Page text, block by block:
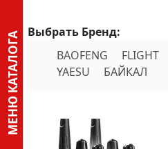
МЕНЮ КАТАЛОГА
Выбрать Бренд:
BAOFENG
FLIGHT
YAESU
БАЙКАЛ